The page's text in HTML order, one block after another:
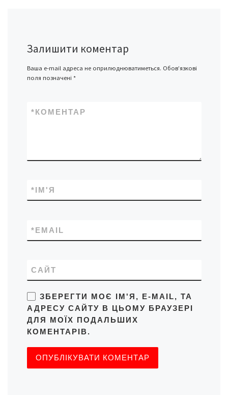
Залишити коментар
Ваша e-mail адреса не оприлюднюватиметься. Обов’язкові
поля позначені *
КОМЕНТАР
*
ІМ'Я
*
EMAIL
*
САЙТ
ЗБЕРЕГТИ МОЄ ІМ'Я, E-MAIL, ТА
АДРЕСУ САЙТУ В ЦЬОМУ БРАУЗЕРІ
ДЛЯ МОЇХ ПОДАЛЬШИХ
КОМЕНТАРІВ.